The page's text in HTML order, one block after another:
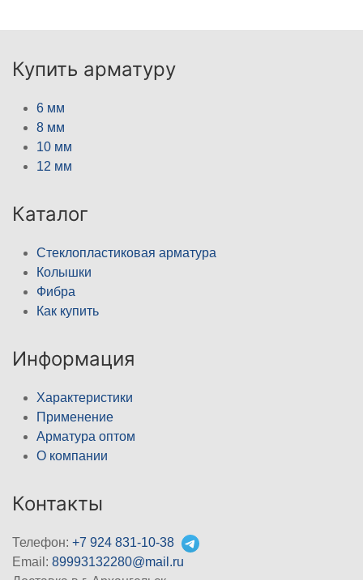
Купить арматуру
6 мм
8 мм
10 мм
12 мм
Каталог
Стеклопластиковая арматура
Колышки
Фибра
Как купить
Информация
Характеристики
Применение
Арматура оптом
О компании
Контакты
Телефон: +7 924 831-10-38
Email: 89993132280@mail.ru